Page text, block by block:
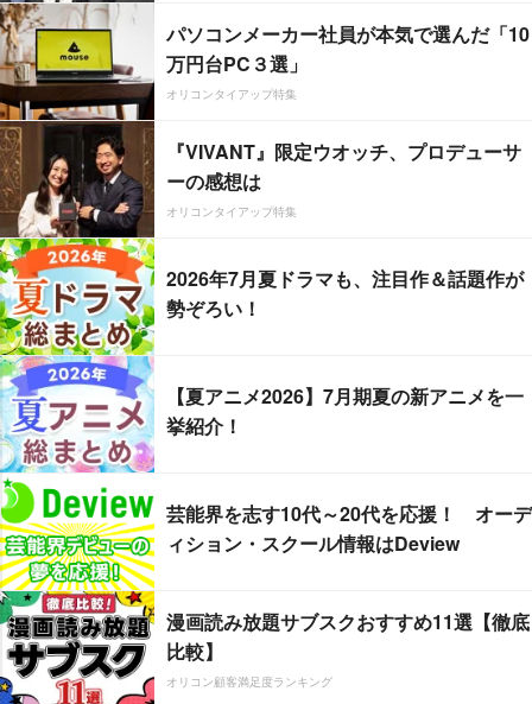
パソコンメーカー社員が本気で選んだ「10
万円台PC３選」
オリコンタイアップ特集
『VIVANT』限定ウオッチ、プロデューサ
ーの感想は
オリコンタイアップ特集
2026年7月夏ドラマも、注目作＆話題作が
勢ぞろい！
【夏アニメ2026】7月期夏の新アニメを一
挙紹介！
芸能界を志す10代～20代を応援！ オーデ
ィション・スクール情報はDeview
漫画読み放題サブスクおすすめ11選【徹底
比較】
オリコン顧客満足度ランキング